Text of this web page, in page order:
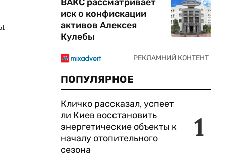
ВАКС рассматривает
иск о конфискации
активов Алексея
Кулебы
ПОПУЛЯРНОЕ
1
Кличко рассказал, успеет
ли Киев восстановить
энергетические объекты к
началу отопительного
сезона